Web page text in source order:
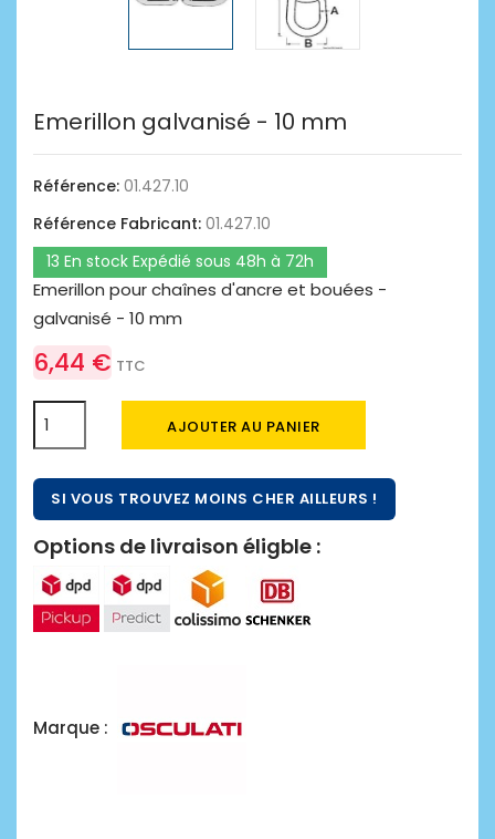
Emerillon galvanisé - 10 mm
Référence: 01.427.10
Référence Fabricant: 01.427.10
13 En stock Expédié sous 48h à 72h
Emerillon pour chaînes d'ancre et bouées -
galvanisé - 10 mm
6,44 € TTC
AJOUTER AU PANIER
SI VOUS TROUVEZ MOINS CHER AILLEURS !
Options de livraison éligble :
Marque :